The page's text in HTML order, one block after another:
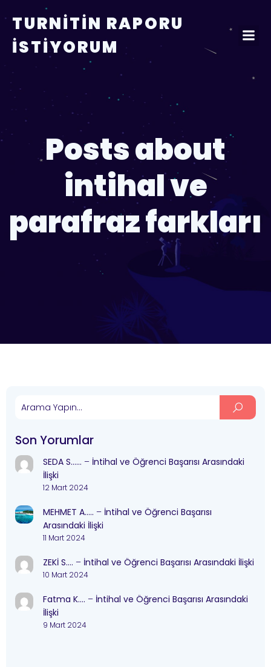
TURNITIN RAPORU
İSTIYORUM
Posts about
intihal ve
parafraz farkları
Son Yorumlar
SEDA S…… – İntihal ve Öğrenci Başarısı Arasındaki
İlişki
12 Mart 2024
MEHMET A….. – İntihal ve Öğrenci Başarısı
Arasındaki İlişki
11 Mart 2024
ZEKİ S…. – İntihal ve Öğrenci Başarısı Arasındaki İlişki
10 Mart 2024
Fatma K…. – İntihal ve Öğrenci Başarısı Arasındaki
İlişki
9 Mart 2024